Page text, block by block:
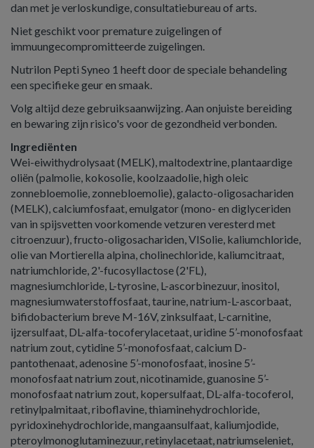
dan met je verloskundige, consultatiebureau of arts.
Niet geschikt voor premature zuigelingen of
immuungecompromitteerde zuigelingen.
Nutrilon Pepti Syneo 1 heeft door de speciale behandeling
een specifieke geur en smaak.
Volg altijd deze gebruiksaanwijzing. Aan onjuiste bereiding
en bewaring zijn risico's voor de gezondheid verbonden.
Ingrediënten
Wei-eiwithydrolysaat (MELK), maltodextrine, plantaardige
oliën (palmolie, kokosolie, koolzaadolie, high oleic
zonnebloemolie, zonnebloemolie), galacto-oligosachariden
(MELK), calciumfosfaat, emulgator (mono- en diglyceriden
van in spijsvetten voorkomende vetzuren veresterd met
citroenzuur), fructo-oligosachariden, VISolie, kaliumchloride,
olie van Mortierella alpina, cholinechloride, kaliumcitraat,
natriumchloride, 2'-fucosyllactose (2'FL),
magnesiumchloride, L-tyrosine, L-ascorbinezuur, inositol,
magnesiumwaterstoffosfaat, taurine, natrium-L-ascorbaat,
bifidobacterium breve M-16V, zinksulfaat, L-carnitine,
ijzersulfaat, DL-alfa-tocoferylacetaat, uridine 5’-monofosfaat
natrium zout, cytidine 5’-monofosfaat, calcium D-
pantothenaat, adenosine 5’-monofosfaat, inosine 5’-
monofosfaat natrium zout, nicotinamide, guanosine 5’-
monofosfaat natrium zout, kopersulfaat, DL-alfa-tocoferol,
retinylpalmitaat, riboflavine, thiaminehydrochloride,
pyridoxinehydrochloride, mangaansulfaat, kaliumjodide,
pteroylmonoglutaminezuur, retinylacetaat, natriumseleniet,